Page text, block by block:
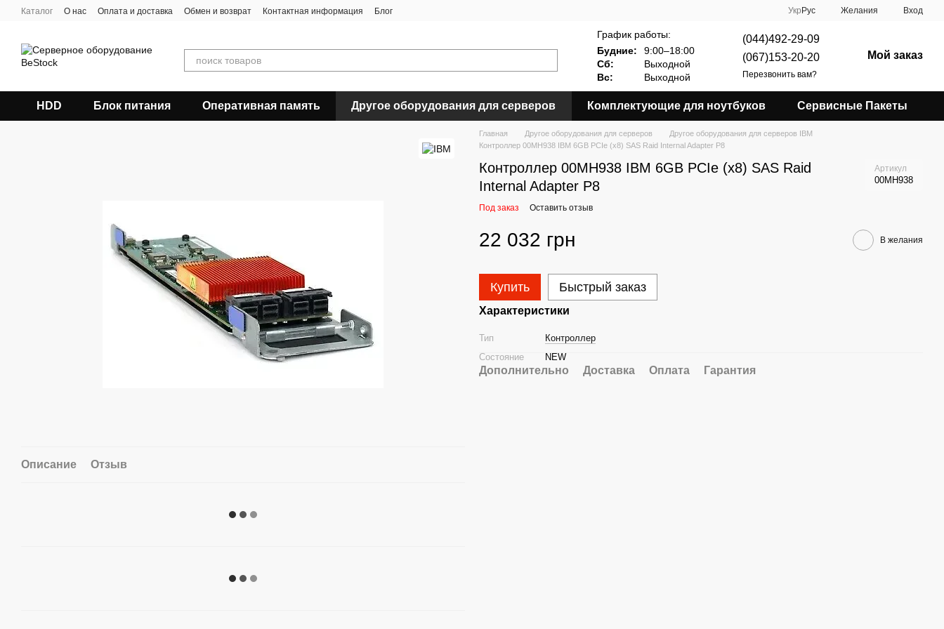
Перейти к основному контенту
Каталог О нас Оплата и доставка Обмен и возврат Контактная информация Блог Укр Рус Желания Вход
График работы:
Будние:
9:00–18:00
Сб:
Выходной
Вс:
Выходной
(044)492-29-09
(067)153-20-20
Перезвонить вам?
Мой заказ
HDD Блок питания Оперативная память Другое оборудования для серверов Комплектующие для ноутбуков Сервисные Пакеты
Описание Отзыв
Главная Другое оборудования для серверов
Другое оборудования для серверов IBM
Контроллер 00MH938 IBM 6GB PCIe (x8) SAS Raid Internal Adapter P8
Контроллер 00MH938 IBM 6GB PCIe (x8) SAS Raid
Internal Adapter P8
Артикул
00MH938
Под заказ Оставить отзыв
22 032 грн В желания
Купить Быстрый заказ
Характеристики
Тип
Контроллер
Состояние
NEW
Дополнительно Доставка Оплата Гарантия